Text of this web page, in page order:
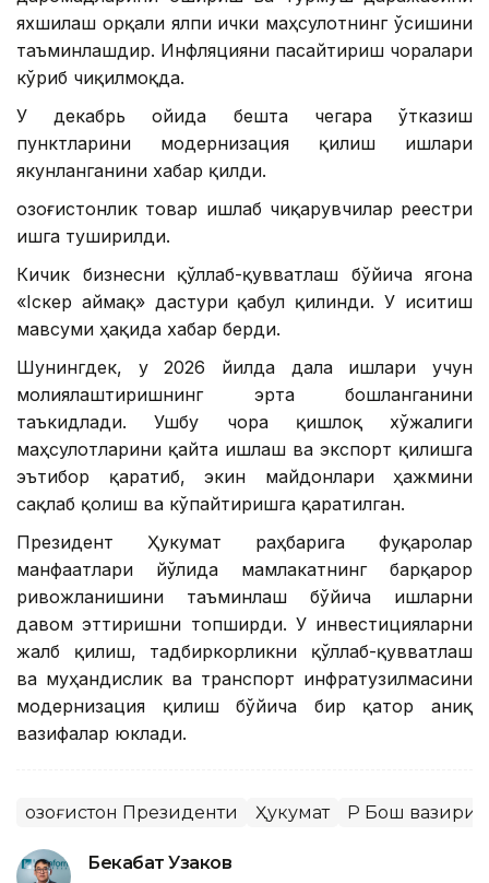
яхшилаш орқали ялпи ички маҳсулотнинг ўсишини
таъминлашдир. Инфляцияни пасайтириш чоралари
кўриб чиқилмоқда.
У декабрь ойида бешта чегара ўтказиш
пунктларини модернизация қилиш ишлари
якунланганини хабар қилди.
Қозоғистонлик товар ишлаб чиқарувчилар реестри
ишга туширилди.
Кичик бизнесни қўллаб-қувватлаш бўйича ягона
«Іскер аймақ» дастури қабул қилинди. У иситиш
мавсуми ҳақида хабар берди.
Шунингдек, у 2026 йилда дала ишлари учун
молиялаштиришнинг эрта бошланганини
таъкидлади. Ушбу чора қишлоқ хўжалиги
маҳсулотларини қайта ишлаш ва экспорт қилишга
эътибор қаратиб, экин майдонлари ҳажмини
сақлаб қолиш ва кўпайтиришга қаратилган.
Президент Ҳукумат раҳбарига фуқаролар
манфаатлари йўлида мамлакатнинг барқарор
ривожланишини таъминлаш бўйича ишларни
давом эттиришни топширди. У инвестицияларни
жалб қилиш, тадбиркорликни қўллаб-қувватлаш
ва муҳандислик ва транспорт инфратузилмасини
модернизация қилиш бўйича бир қатор аниқ
вазифалар юклади.
Қозоғистон Президенти Ҳукумат ҚР Бош вазири
Бекабат Узаков